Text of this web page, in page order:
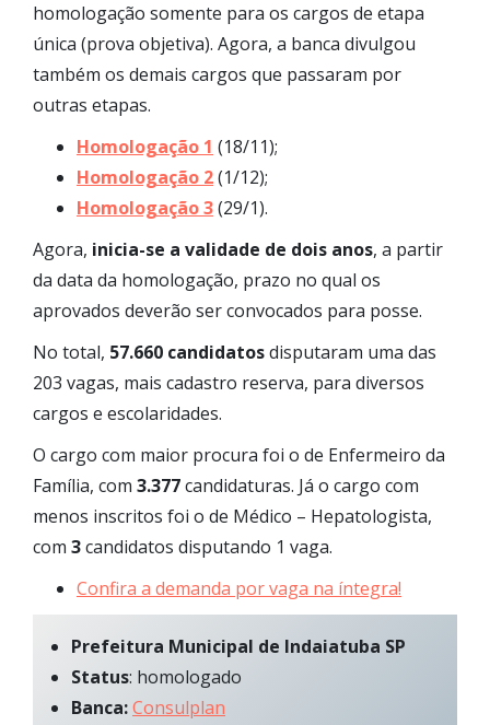
homologação somente para os cargos de etapa
única (prova objetiva). Agora, a banca divulgou
também os demais cargos que passaram por
outras etapas.
Homologação 1 (18/11);
Homologação 2(1/12);
Homologação 3(29/1).
Agora, inicia-se a validade de dois anos, a partir
da data da homologação, prazo no qual os
aprovados deverão ser convocados para posse.
No total, 57.660 candidatosdisputaram uma das
203 vagas, mais cadastro reserva, para diversos
cargos e escolaridades.
O cargo com maior procura foi o de Enfermeiro da
Família, com 3.377candidaturas. Já o cargo com
menos inscritos foi o de Médico – Hepatologista,
com 3candidatos disputando 1 vaga.
Confira a demanda por vaga na íntegra!
Prefeitura Municipal de Indaiatuba SP
Status: homologado
Banca:Consulplan